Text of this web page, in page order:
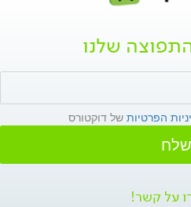
שלנו
הפרטיות של דוקטורס
שלח
על קשר!